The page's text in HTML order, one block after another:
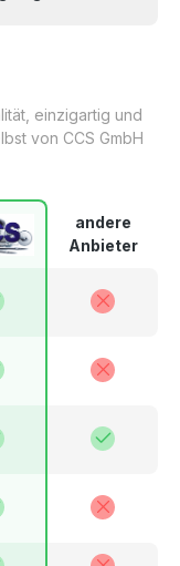
einzigartig und
von CCS GmbH
andere
Anbieter